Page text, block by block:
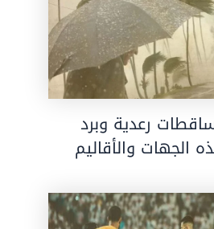
رعدية وبرد
الجهات والأقاليم